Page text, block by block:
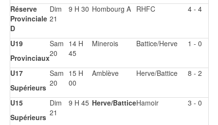
Réserve
Provinciale
D
Dim
21
9 H 30 Hombourg A RHFC 4 - 4
U19
Provinciaux
Sam
20
14 H
45
Minerois Battice/Herve 1 - 0
U17
Supérieurs
Sam
20
15 H
00
Amblève Herve/Battice 8 - 2
U15
Supérieurs
Dim
21
9 H 45 Herve/BatticeHamoir 3 - 0